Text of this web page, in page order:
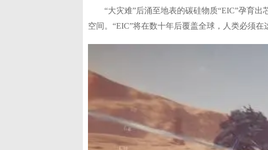
“大灾难”后涌至地表的碳硅物质“EIC”孕育
空间。“EIC”将在数十年后覆盖全球，人类必须在